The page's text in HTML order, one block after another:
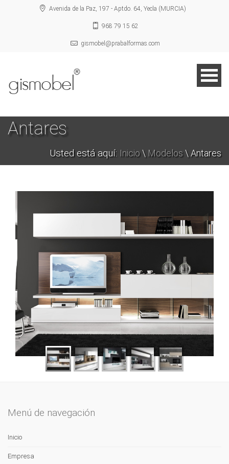
Avenida de la Paz, 197 - Aptdo. 64, Yecla (MURCIA)
968 79 15 62
gismobel@prabalformas.com
Antares
Usted está aquí: Inicio\ Modelos\ Antares
Menú de navegación
Inicio
Empresa